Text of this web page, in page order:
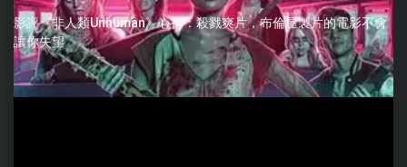
影評《非人類Unhuman》心得：殺戮爽片，布倫屋製片的電影不會
讓你失望